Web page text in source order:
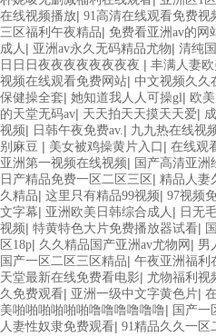
在线视频播放| 91高清在线观看免费视
三区福利午夜精品| 免费看亚洲av的网
成人 | 亚洲av永久无码精品尤物| 清纯
日日日夜夜夜夜夜夜夜夜 | 丰满人妻
视频在线观看免费网站| 中文视频久久
保健操全套| 她知道我人人可操gl| 欧
的天堂无码av| 天天拍天天摸天天爱|
视频| 日韩午夜免费av.| 九九热在线视
别麻豆 | 美女被鸡操黄片入口 | 在线观
亚洲第一视频在线视频| 国产高清亚洲
日产精品免费一区二区三区 | 精品人妻
久精品| 这里只有精品99视频| 97视频
文字幕| 亚洲欧美日韩综合成人 | 日无
视频| 特黄特色大片免费播放器试看|
区18p| 久久精品国产亚洲av尤物网 | 男
国产一区二区三区精品| 午夜亚洲福利
天堂最新在线免费看电影| 尤物福利视
久免费观看| 亚洲一级中文字黄色片|
美啪啪啪啪啪啪噜噜噜噜噜噜| 国产一
人妻性奴隶免费观看| 91精品久久一区